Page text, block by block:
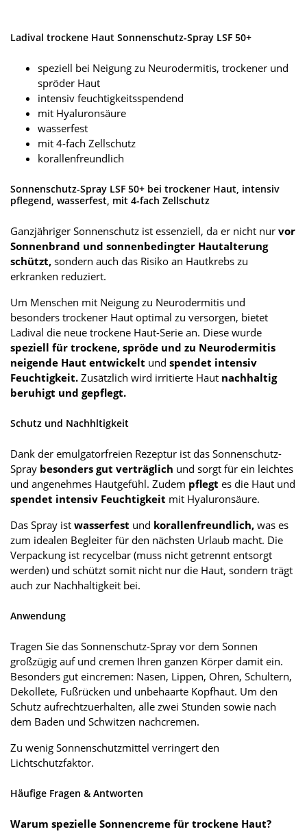
Ladival trockene Haut Sonnenschutz-Spray LSF 50+
speziell bei Neigung zu Neurodermitis, trockener und
spröder Haut
intensiv feuchtigkeitsspendend
mit Hyaluronsäure
wasserfest
mit 4-fach Zellschutz
korallenfreundlich
Sonnenschutz-Spray LSF 50+ bei trockener Haut, intensiv
pflegend, wasserfest, mit 4-fach Zellschutz
Ganzjähriger Sonnenschutz ist essenziell, da er nicht nur vor
Sonnenbrand und sonnenbedingter Hautalterung
schützt, sondern auch das Risiko an Hautkrebs zu
erkranken reduziert.
Um Menschen mit Neigung zu Neurodermitis und
besonders trockener Haut optimal zu versorgen, bietet
Ladival die neue trockene Haut-Serie an. Diese wurde
speziell für trockene, spröde und zu Neurodermitis
neigende Haut entwickelt und spendet intensiv
Feuchtigkeit. Zusätzlich wird irritierte Haut nachhaltig
beruhigt und gepflegt.
Schutz und Nachhltigkeit
Dank der emulgatorfreien Rezeptur ist das Sonnenschutz-
Spray besonders gut verträglich und sorgt für ein leichtes
und angenehmes Hautgefühl. Zudem pflegt es die Haut und
spendet intensiv Feuchtigkeit mit Hyaluronsäure.
Das Spray ist wasserfest und korallenfreundlich, was es
zum idealen Begleiter für den nächsten Urlaub macht. Die
Verpackung ist recycelbar (muss nicht getrennt entsorgt
werden) und schützt somit nicht nur die Haut, sondern trägt
auch zur Nachhaltigkeit bei.
Anwendung
Tragen Sie das Sonnenschutz-Spray vor dem Sonnen
großzügig auf und cremen Ihren ganzen Körper damit ein.
Besonders gut eincremen: Nasen, Lippen, Ohren, Schultern,
Dekollete, Fußrücken und unbehaarte Kopfhaut. Um den
Schutz aufrechtzuerhalten, alle zwei Stunden sowie nach
dem Baden und Schwitzen nachcremen.
Zu wenig Sonnenschutzmittel verringert den
Lichtschutzfaktor.
Häufige Fragen & Antworten
Warum spezielle Sonnencreme für trockene Haut?